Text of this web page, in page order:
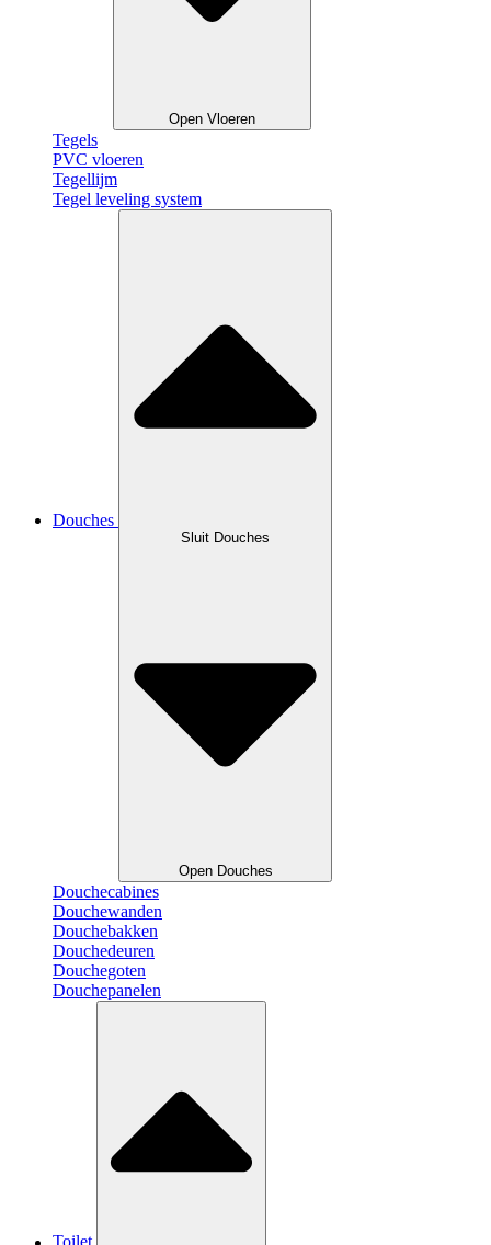
Open Vloeren
Tegels
PVC vloeren
Tegellijm
Tegel leveling system
Douches
Sluit Douches
Open Douches
Douchecabines
Douchewanden
Douchebakken
Douchedeuren
Douchegoten
Douchepanelen